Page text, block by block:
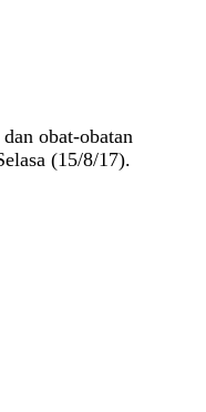
obat-obatan
(15/8/17).